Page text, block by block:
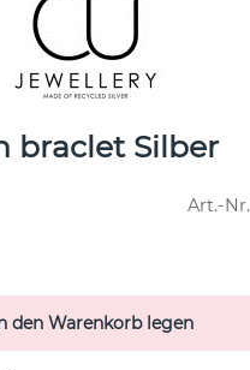
braclet Silber
Art.-Nr.
den Warenkorb legen